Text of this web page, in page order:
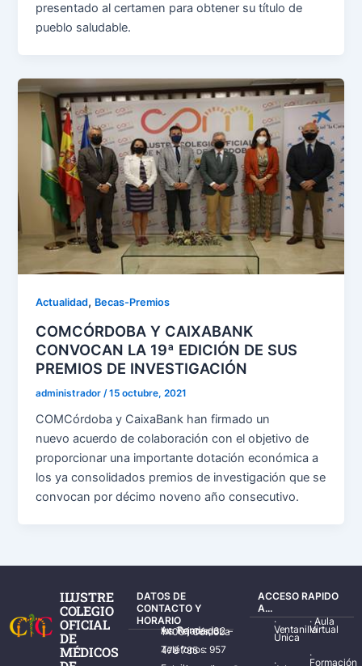
presentado al certamen para obtener su título de
pueblo saludable.
Actualidad, Becas-Premios
COMCÓRDOBA Y CAIXABANK
CONVOCAN LA 19ª EDICIÓN DE SUS
PREMIOS DE INVESTIGACIÓN
administrador /15 octubre, 2021
COMCórdoba y CaixaBank han firmado un
nuevo acuerdo de colaboración con el objetivo de
proporcionar una importante dotación económica a
los ya consolidados premios de investigación que se
convocan por décimo noveno año consecutivo.
ILUSTRE
COLEGIO
OFICIAL
DE
MÉDICOS
DATOS DE
CONTACTO Y
HORARIO
Av. Ronda de los Tejares, 32 – 14001 Córdoba
Teléfonos: 957 478 785
ACCESO RAPIDO
A...
·
Ventanilla
Única
·
·Aula
Virtual
·
Formación